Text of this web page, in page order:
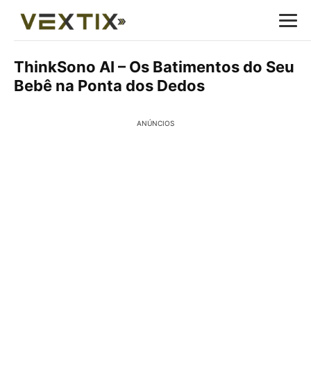
ThinkSono AI – Os Batimentos do Seu
Bebê na Ponta dos Dedos
ANÚNCIOS